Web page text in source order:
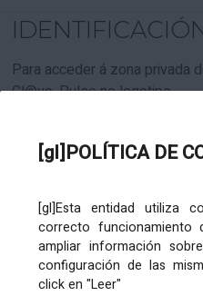
[gl]POLÍTICA DE
[gl]Esta entidad utiliza
correcto
ampliar información
configuración de las
click en "Leer"
Para acceder á zona privada
Cl@ve. Pulse no logotipo